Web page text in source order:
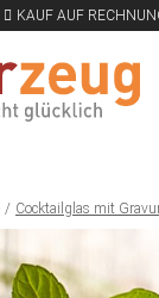
KAUF AUF
Cocktailglas mit